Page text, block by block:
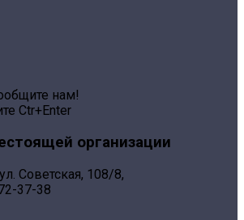
нам!
Ctr+Enter
организации
Советская, 108/8,
37-38